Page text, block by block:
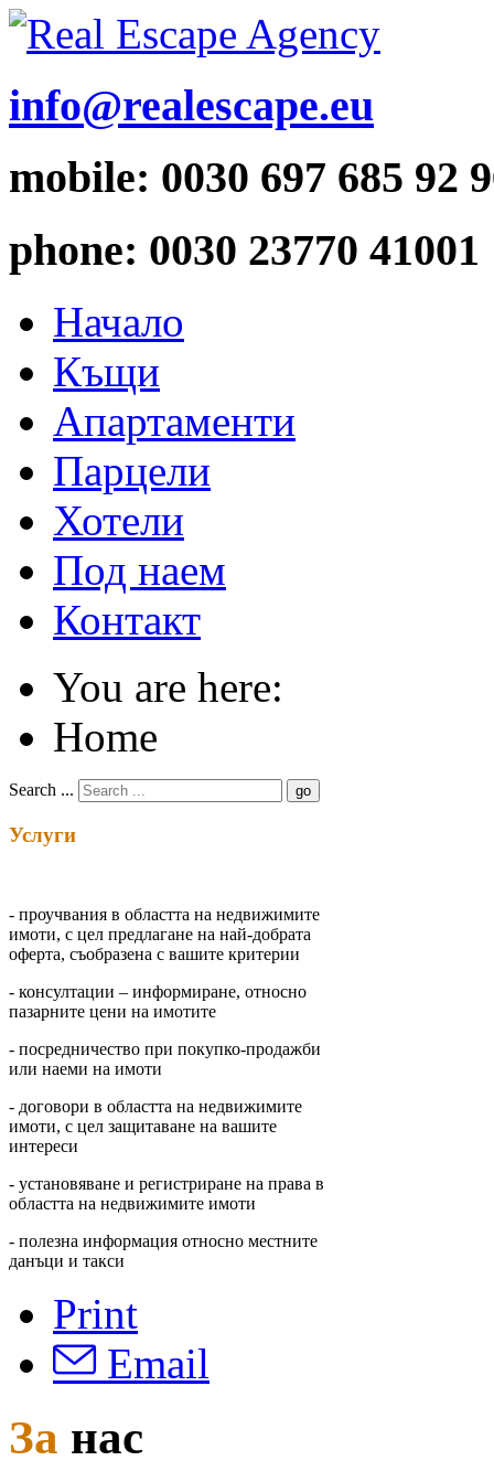
info@realescape.eu
mobile: 0030 697 685 92
phone: 0030 23770 41001
Начало
Къщи
Апартаменти
Парцели
Хотели
Под наем
Контакт
You are here:
Home
Search ... go
Услуги
- проучвания в областта на недвижимите
имоти, с цел предлагане на най-добрата
оферта, съобразена с вашите критерии
- консултации – информиране, относно
пазарните цени на имотите
- посредничество при покупко-продажби
или наеми на имоти
- договори в областта на недвижимите
имоти, с цел защитаване на вашите
интереси
- установяване и регистриране на права в
областта на недвижимите имоти
- полезна информация относно местните
данъци и такси
Print
Email
За нас